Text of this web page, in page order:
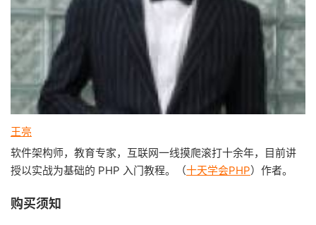
王亮
软件架构师，教育专家，互联网一线摸爬滚打十余年，目前讲
授以实战为基础的 PHP 入门教程。（十天学会PHP）作者。
购买须知